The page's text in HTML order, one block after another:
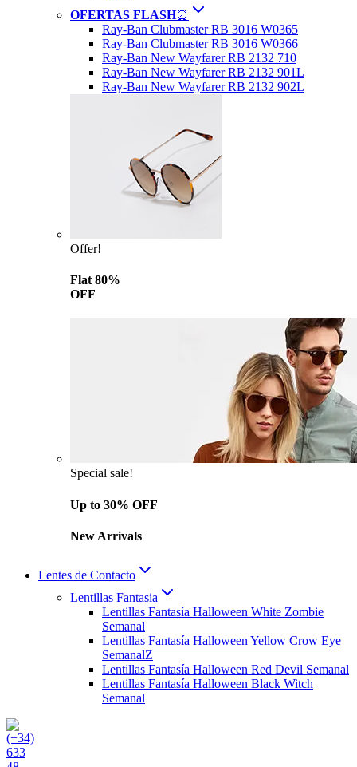
OFERTAS FLASH⏰
Ray-Ban Clubmaster RB 3016 W0365
Ray-Ban Clubmaster RB 3016 W0366
Ray-Ban New Wayfarer RB 2132 710
Ray-Ban New Wayfarer RB 2132 901L
Ray-Ban New Wayfarer RB 2132 902L
Offer!
Flat 80%
OFF
Special sale!
Up to 30% OFF
New Arrivals
Lentes de Contacto
Lentillas Fantasia
Lentillas Fantasía Halloween White Zombie
Semanal
Lentillas Fantasía Halloween Yellow Crow Eye
SemanalZ
Lentillas Fantasía Halloween Red Devil Semanal
Lentillas Fantasía Halloween Black Witch
Semanal